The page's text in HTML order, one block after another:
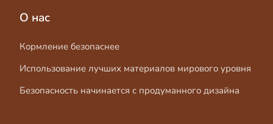
О нас
Кормление безопаснее
Использование лучших материалов мирового уровня
Безопасность начинается с продуманного дизайна